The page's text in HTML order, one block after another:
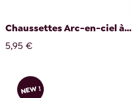
Chaussettes Arc-en-ciel à...
5,95 €
NEW !